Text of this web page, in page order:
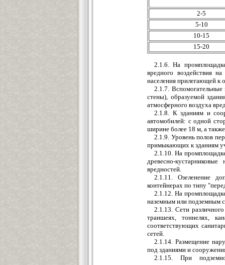
2-5
5-10
10-15
15-20
2.1.6. На
вредного воздействия
населения прилегающей к
2.1.7.
стены), образуемой
атмосферного воздуха
2.1.8. К зданиям и
автомобилей: с одной
ширине более 18 м, а
2.1.9. Уровень полов
примыкающих к зданиям
2.1.10. На
древесно-
вредностей.
2.1.11. Озеленение
контейнерах по типу
2.1.12. На
наземным или подземным
2.1.13. Сети
траншеях, тоннелях,
соответствующих
сетей.
2.1.14. Размещение
под зданиями и
2.1.15. При